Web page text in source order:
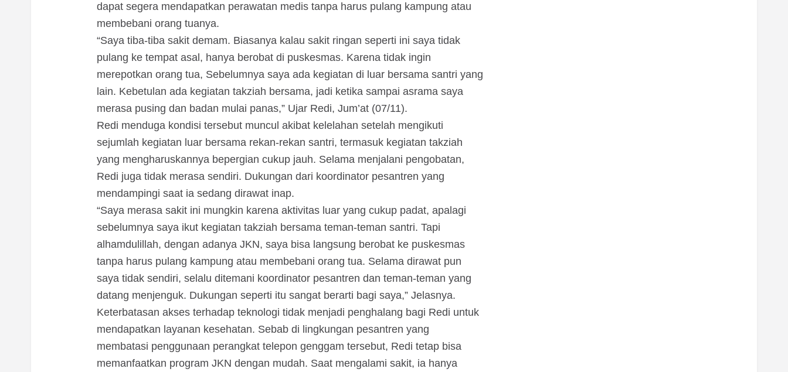
dapat segera mendapatkan perawatan medis tanpa harus pulang kampung atau
membebani orang tuanya.
“Saya tiba-tiba sakit demam. Biasanya kalau sakit ringan seperti ini saya tidak
pulang ke tempat asal, hanya berobat di puskesmas. Karena tidak ingin
merepotkan orang tua, Sebelumnya saya ada kegiatan di luar bersama santri yang
lain. Kebetulan ada kegiatan takziah bersama, jadi ketika sampai asrama saya
merasa pusing dan badan mulai panas,” Ujar Redi, Jum’at (07/11).
Redi menduga kondisi tersebut muncul akibat kelelahan setelah mengikuti
sejumlah kegiatan luar bersama rekan-rekan santri, termasuk kegiatan takziah
yang mengharuskannya bepergian cukup jauh. Selama menjalani pengobatan,
Redi juga tidak merasa sendiri. Dukungan dari koordinator pesantren yang
mendampingi saat ia sedang dirawat inap.
“Saya merasa sakit ini mungkin karena aktivitas luar yang cukup padat, apalagi
sebelumnya saya ikut kegiatan takziah bersama teman-teman santri. Tapi
alhamdulillah, dengan adanya JKN, saya bisa langsung berobat ke puskesmas
tanpa harus pulang kampung atau membebani orang tua. Selama dirawat pun
saya tidak sendiri, selalu ditemani koordinator pesantren dan teman-teman yang
datang menjenguk. Dukungan seperti itu sangat berarti bagi saya,” Jelasnya.
Keterbatasan akses terhadap teknologi tidak menjadi penghalang bagi Redi untuk
mendapatkan layanan kesehatan. Sebab di lingkungan pesantren yang
membatasi penggunaan perangkat telepon genggam tersebut, Redi tetap bisa
memanfaatkan program JKN dengan mudah. Saat mengalami sakit, ia hanya